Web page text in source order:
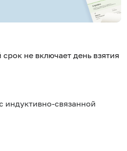
не включает день взятия
индуктивно-связанной